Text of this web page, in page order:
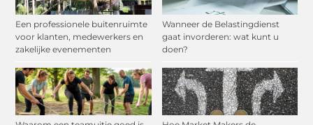
Een professionele buitenruimte
voor klanten, medewerkers en
zakelijke evenementen
Wanneer de Belastingdienst
gaat invorderen: wat kunt u
doen?